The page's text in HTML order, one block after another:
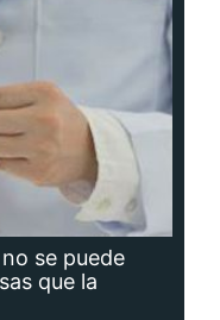
se puede
que la